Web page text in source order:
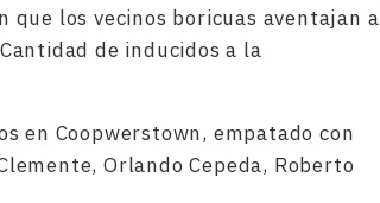
que los vecinos boricuas aventajan a
de inducidos a la
en Coopwerstown, empatado con
Orlando Cepeda, Roberto